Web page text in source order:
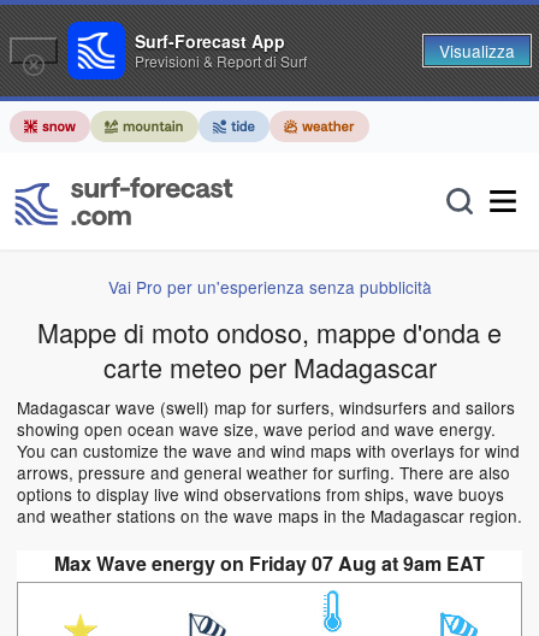
Vai Pro per un'esperienza senza pubblicità
Mappe di moto ondoso, mappe d'onda e
carte meteo per Madagascar
Madagascar wave (swell) map for surfers, windsurfers and sailors
showing open ocean wave size, wave period and wave energy.
You can customize the wave and wind maps with overlays for wind
arrows, pressure and general weather for surfing. There are also
options to display live wind observations from ships, wave buoys
and weather stations on the wave maps in the Madagascar region.
Max Wave energy on Friday 07 Aug at 9am EAT
Surf-Forecast App
Previsioni & Report di Surf Visualizza